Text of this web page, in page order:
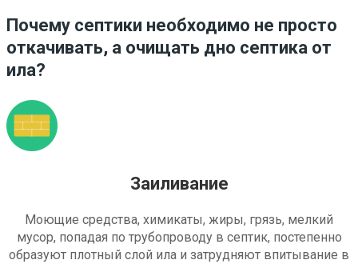
Почему септики необходимо не просто
откачивать, а очищать дно септика от
ила?
Заиливание
Моющие средства, химикаты, жиры, грязь, мелкий
мусор, попадая по трубопроводу в септик, постепенно
образуют плотный слой ила и затрудняют впитывание в